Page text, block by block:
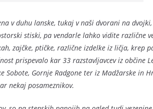
v duhu lanske, tukaj v naši dvorani na
stiski, pa vendarle lahko vidite različne
zajčke, ptičke, različne izdelke iz ličja, krep
prispevalo kar 33 razstavljavcev iz občine
Sobote, Gornje Radgone ter iz Madžarske in
nekaj posameznikov.